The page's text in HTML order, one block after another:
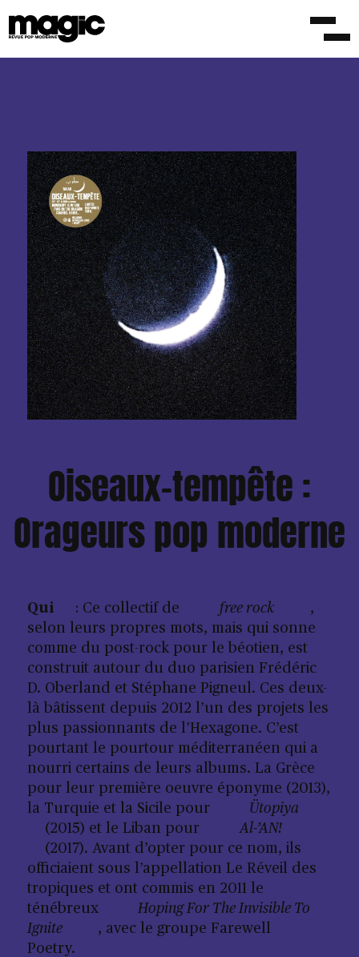
Oiseaux-tempête :
Orageurs pop moderne
Qui : Ce collectif de free rock
,
selon leurs propres mots, mais qui sonne
comme du post-rock pour le béotien, est
construit autour du duo parisien Frédéric
D. Oberland et Stéphane Pigneul. Ces deux-
là bâtissent depuis 2012 l’un des projets les
plus passionnants de l’Hexagone. C’est
pourtant le pourtour méditerranéen qui a
nourri certains de leurs albums. La Grèce
pour leur première oeuvre éponyme (2013),
la Turquie et la Sicile pour
Ütopiya
(2015) et le Liban pour
Al-’AN!
(2017). Avant d’opter pour ce nom, ils
officiaient sous l’appellation Le Réveil des
tropiques et ont commis en 2011 le
ténébreux
Hoping For The Invisible To
Ignite
, avec le groupe Farewell
Poetry.